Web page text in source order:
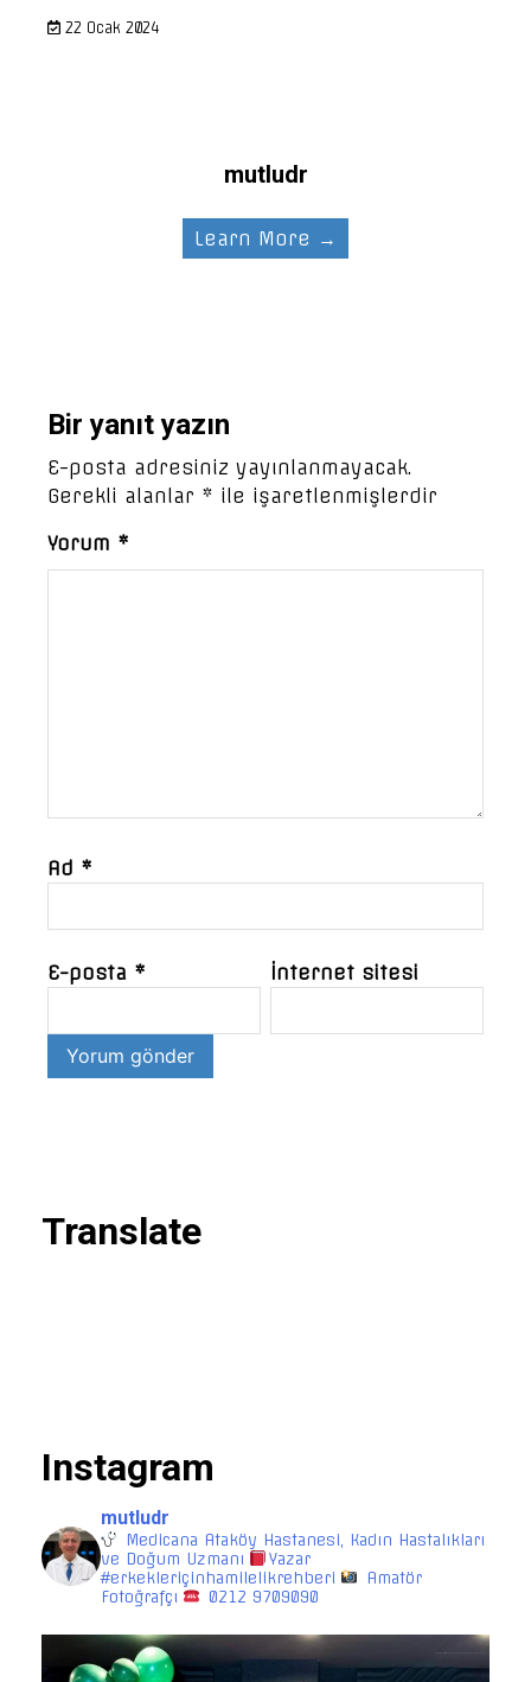
22 Ocak 2024
mutludr
Learn More →
Bir yanıt yazın
E-posta adresiniz yayınlanmayacak.
Gerekli alanlar * ile işaretlenmişlerdir
Yorum *
Ad *
E-posta * İnternet sitesi
Translate
Instagram
mutludr
Medicana Ataköy Hastanesi, Kadın Hastalıkları
ve Doğum Uzmanı
Yazar
#erkekleriçinhamilelikrehberi
Amatör
Fotoğrafçı
0212 9709090